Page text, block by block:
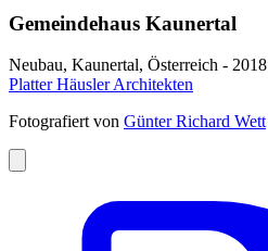
Gemeindehaus Kaunertal
Neubau, Kaunertal, Österreich - 2018
Platter Häusler Architekten
Fotografiert von Günter Richard Wett